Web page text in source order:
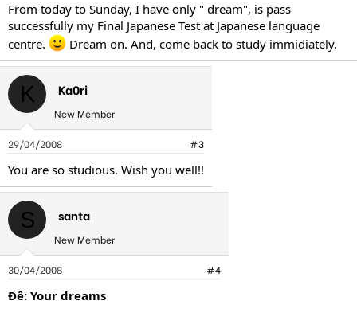
From today to Sunday, I have only " dream", is pass
successfully my Final Japanese Test at Japanese language
centre.
Dream on. And, come back to study immidiately.
K Ka0ri
New Member
29/04/2008 #3
You are so studious. Wish you well!!
S santa
New Member
30/04/2008 #4
Ðề: Your dreams